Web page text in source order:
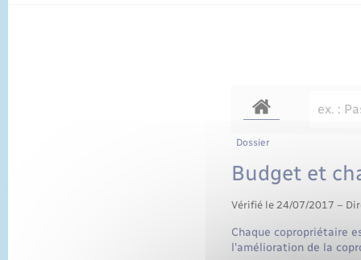
Dossier
Budget et
Vérifié le 24/07/2017 –
Chaque copropriétaire
l'amélioration de la